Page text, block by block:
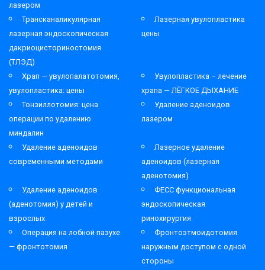
лазером
Трансканаликулярная
лазерная эндоскопическая
дакриоцисториностомия
(ТЛЭД)
Лазерная увулопластика
цены
Храп — увулопалатотомия,
увулопластика: цены
Увулопластика – лечение
храпа — ЛЁГКОЕ ДЫХАНИЕ
Тонзиллотомия: цена
операции по удалению
миндалин
Удаление аденоидов
лазером
Удаление аденоидов
современными методами
Лазерное удаление
аденоидов (лазерная
аденотомия)
Удаление аденоидов
(аденотомия) у детей и
взрослых
ФЕСС функциональная
эндоскопическая
ринохирургия
Операция на лобной пазухе
— фронтотомия
Фронтоэтмоидотомия
наружным доступом с одной
стороны